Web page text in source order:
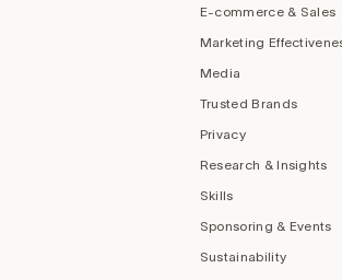
E-commerce & Sales
Marketing
Media
Trusted Brands
Privacy
Research & Insights
Skills
Sponsoring & Events
Sustainability